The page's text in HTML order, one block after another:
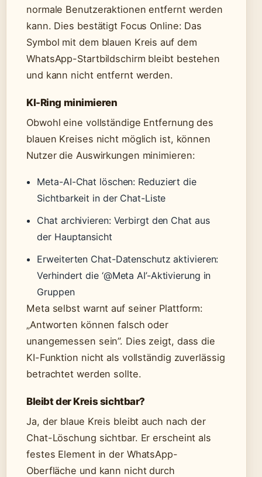
normale Benutzeraktionen entfernt werden
kann. Dies bestätigt Focus Online: Das
Symbol mit dem blauen Kreis auf dem
WhatsApp-Startbildschirm bleibt bestehen
und kann nicht entfernt werden.
KI-Ring minimieren
Obwohl eine vollständige Entfernung des
blauen Kreises nicht möglich ist, können
Nutzer die Auswirkungen minimieren:
Meta-AI-Chat löschen: Reduziert die
Sichtbarkeit in der Chat-Liste
Chat archivieren: Verbirgt den Chat aus
der Hauptansicht
Erweiterten Chat-Datenschutz aktivieren:
Verhindert die ‘@Meta AI’-Aktivierung in
Gruppen
Meta selbst warnt auf seiner Plattform:
„Antworten können falsch oder
unangemessen sein”. Dies zeigt, dass die
KI-Funktion nicht als vollständig zuverlässig
betrachtet werden sollte.
Bleibt der Kreis sichtbar?
Ja, der blaue Kreis bleibt auch nach der
Chat-Löschung sichtbar. Er erscheint als
festes Element in der WhatsApp-
Oberfläche und kann nicht durch